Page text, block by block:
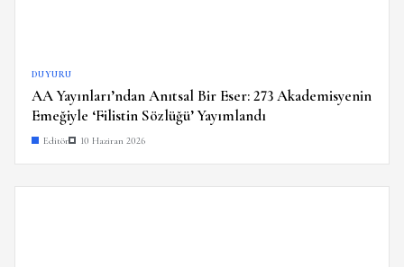
DUYURU
AA Yayınları’ndan Anıtsal Bir Eser: 273 Akademisyenin
Emeğiyle ‘Filistin Sözlüğü’ Yayımlandı
Editör 10 Haziran 2026